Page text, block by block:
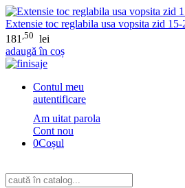
Extensie toc reglabila usa vopsita zid
181 ,50 lei
adaugă în coș
Contul meu
autentificare
Am uitat parola
Cont nou
0Coșul